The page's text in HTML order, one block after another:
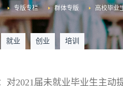
高校毕业
群体专版
专版专栏
就业 创业 培训
对2021届未就业毕业生主动